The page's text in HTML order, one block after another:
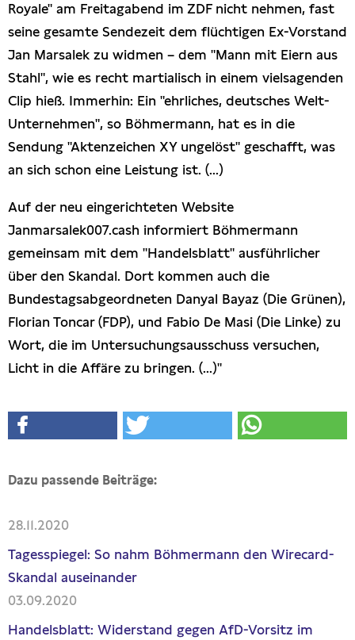
Royale" am Freitagabend im ZDF nicht nehmen, fast
seine gesamte Sendezeit dem flüchtigen Ex-Vorstand
Jan Marsalek zu widmen – dem "Mann mit Eiern aus
Stahl", wie es recht martialisch in einem vielsagenden
Clip hieß. Immerhin: Ein "ehrliches, deutsches Welt-
Unternehmen", so Böhmermann, hat es in die
Sendung "Aktenzeichen XY ungelöst" geschafft, was
an sich schon eine Leistung ist. (...)
Auf der neu eingerichteten Website
Janmarsalek007.cash informiert Böhmermann
gemeinsam mit dem "Handelsblatt" ausführlicher
über den Skandal. Dort kommen auch die
Bundestagsabgeordneten Danyal Bayaz (Die Grünen),
Florian Toncar (FDP), und Fabio De Masi (Die Linke) zu
Wort, die im Untersuchungsausschuss versuchen,
Licht in die Affäre zu bringen. (...)"
Dazu passende Beiträge:
28.11.2020
Tagesspiegel: So nahm Böhmermann den Wirecard-
Skandal auseinander
03.09.2020
Handelsblatt: Widerstand gegen AfD-Vorsitz im